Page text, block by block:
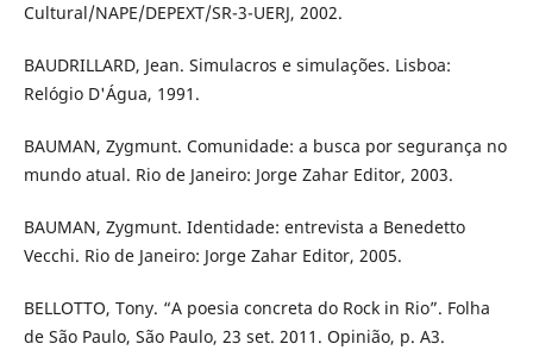
Cultural/NAPE/DEPEXT/SR-3-UERJ, 2002.
BAUDRILLARD, Jean. Simulacros e simulações. Lisboa:
Relógio D'Água, 1991.
BAUMAN, Zygmunt. Comunidade: a busca por segurança no
mundo atual. Rio de Janeiro: Jorge Zahar Editor, 2003.
BAUMAN, Zygmunt. Identidade: entrevista a Benedetto
Vecchi. Rio de Janeiro: Jorge Zahar Editor, 2005.
BELLOTTO, Tony. “A poesia concreta do Rock in Rio”. Folha
de São Paulo, São Paulo, 23 set. 2011. Opinião, p. A3.